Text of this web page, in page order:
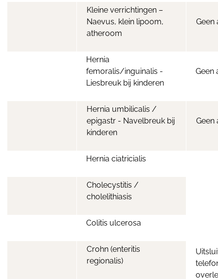
Kleine verrichtingen –
Naevus, klein lipoom,
atheroom
Geen
Hernia
femoralis/inguinalis -
Liesbreuk bij kinderen
Geen
Hernia umbilicalis /
epigastr - Navelbreuk bij
kinderen
Geen
Hernia ciatricialis
Cholecystitis /
cholelithiasis
Colitis ulcerosa
Crohn (enteritis
regionalis)